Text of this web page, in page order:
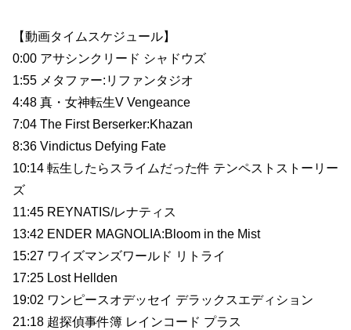
【動画タイムスケジュール】
0:00 アサシンクリード シャドウズ
1:55 メタファー:リファンタジオ
4:48 真・女神転生V Vengeance
7:04 The First Berserker:Khazan
8:36 Vindictus Defying Fate
10:14 転生したらスライムだった件 テンペストストーリー
ズ
11:45 REYNATIS/レナティス
13:42 ENDER MAGNOLIA:Bloom in the Mist
15:27 ワイズマンズワールド リトライ
17:25 Lost Hellden
19:02 ワンピースオデッセイ デラックスエディション
21:18 超探偵事件簿 レインコード プラス